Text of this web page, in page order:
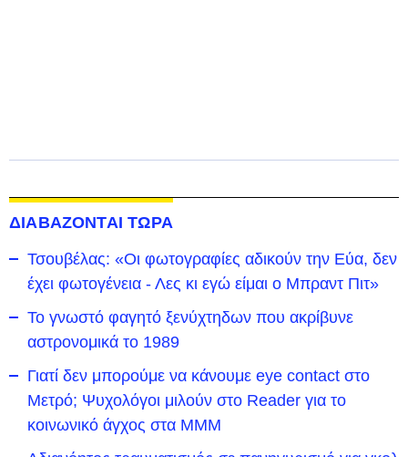
ΔΙΑΒΑΖΟΝΤΑΙ ΤΩΡΑ
Τσουβέλας: «Οι φωτογραφίες αδικούν την Εύα, δεν
έχει φωτογένεια - Λες κι εγώ είμαι ο Μπραντ Πιτ»
Το γνωστό φαγητό ξενύχτηδων που ακρίβυνε
αστρονομικά το 1989
Γιατί δεν μπορούμε να κάνουμε eye contact στο
Μετρό; Ψυχολόγοι μιλούν στο Reader για το
κοινωνικό άγχος στα ΜΜΜ